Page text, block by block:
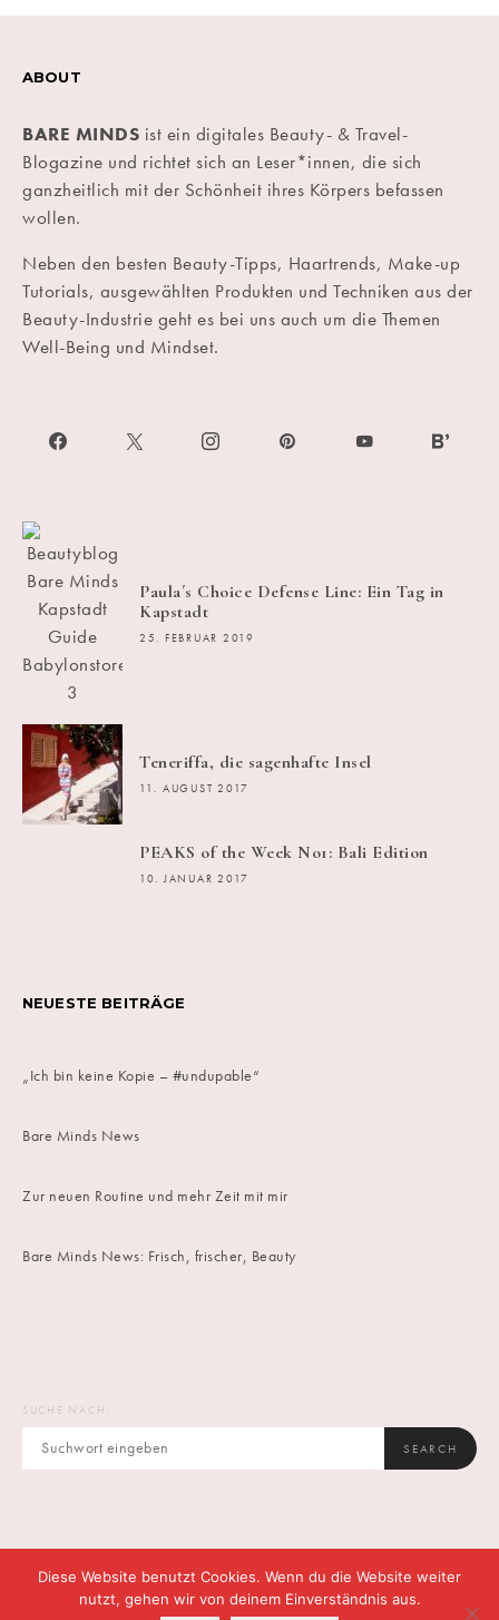
ABOUT
BARE MINDS ist ein digitales Beauty- & Travel-
Blogazine und richtet sich an Leser*innen, die sich
ganzheitlich mit der Schönheit ihres Körpers befassen
wollen.
Neben den besten Beauty-Tipps, Haartrends, Make-up
Tutorials, ausgewählten Produkten und Techniken aus der
Beauty-Industrie geht es bei uns auch um die Themen
Well-Being und Mindset.
Paula´s Choice Defense Line: Ein Tag in
Kapstadt
25. FEBRUAR 2019
Teneriffa, die sagenhafte Insel
11. AUGUST 2017
PEAKS of the Week No1: Bali Edition
10. JANUAR 2017
NEUESTE BEITRÄGE
„Ich bin keine Kopie – #undupable“
Bare Minds News
Zur neuen Routine und mehr Zeit mit mir
Bare Minds News: Frisch, frischer, Beauty
SUCHE NACH:
SEARCH
DATENSCHUTZ CONTACT
Diese Website benutzt Cookies. Wenn du die Website weiter
nutzt, gehen wir von deinem Einverständnis aus.